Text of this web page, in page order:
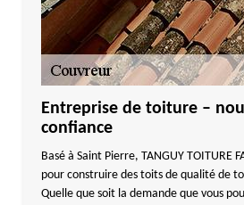
Entreprise de toiture –
confiance
Basé à Saint Pierre, TANGUY TOITURE
pour construire des toits de qualité de
Quelle que soit la demande que vous